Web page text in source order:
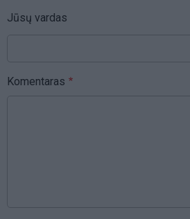
Jūsų vardas
Komentaras